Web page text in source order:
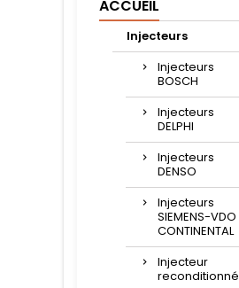
ACCUEIL
Injecteurs
Injecteurs
BOSCH
Injecteurs
DELPHI
Injecteurs
DENSO
Injecteurs
SIEMENS-VDO
CONTINENTAL
Injecteur
reconditionné